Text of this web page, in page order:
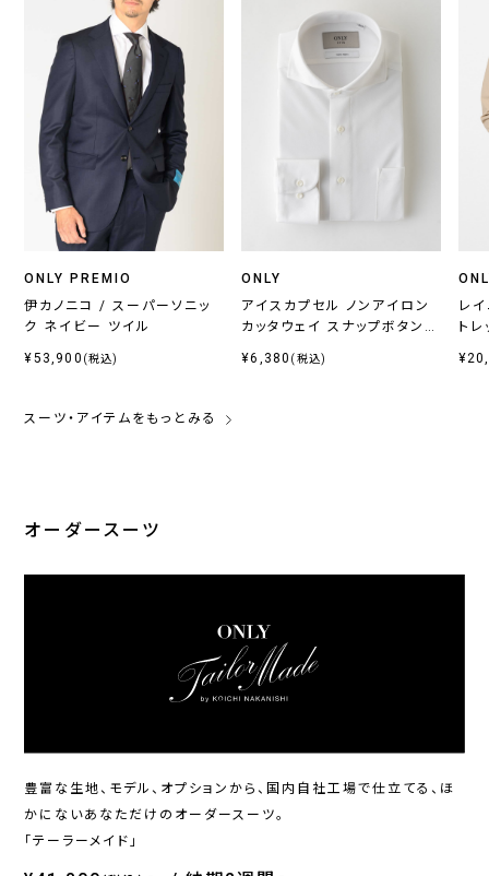
ONLY PREMIO
伊カノニコ / スーパーソニッ
ク ネイビー ツイル
¥53,900 (税込)
ONLY
アイスカプセル ノンアイロン
カッタウェイ スナップボタン付
¥6,380 (税込)
レ
ト
¥20,900
ONLY
¥4,290 (税込)
スーツ・アイテムをもっとみる
オーダースーツ
豊富な生地、モデル、オプションから、国内自社工場で仕立てる、ほ
かにないあなただけのオーダースーツ。
「テーラーメイド」